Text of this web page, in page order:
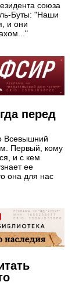
союза
Буты: "Наши
и они
перед
Всевышний
Первый, кому
и с кем
ее
она для нас